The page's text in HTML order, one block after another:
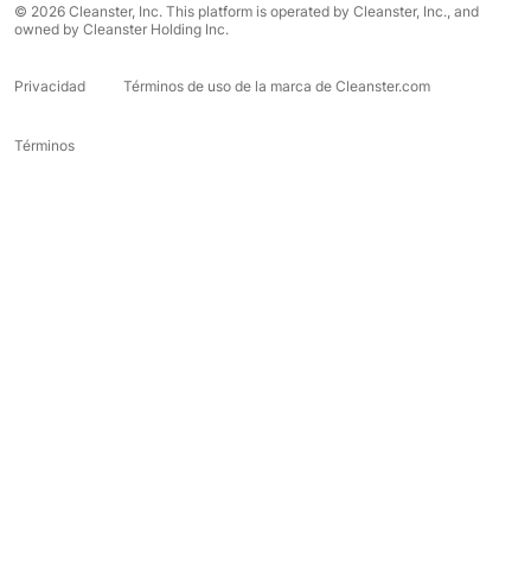
© 2026 Cleanster, Inc. This platform is operated by Cleanster, Inc., and
owned by Cleanster Holding Inc.
Privacidad Términos de uso de la marca de Cleanster.com
Términos